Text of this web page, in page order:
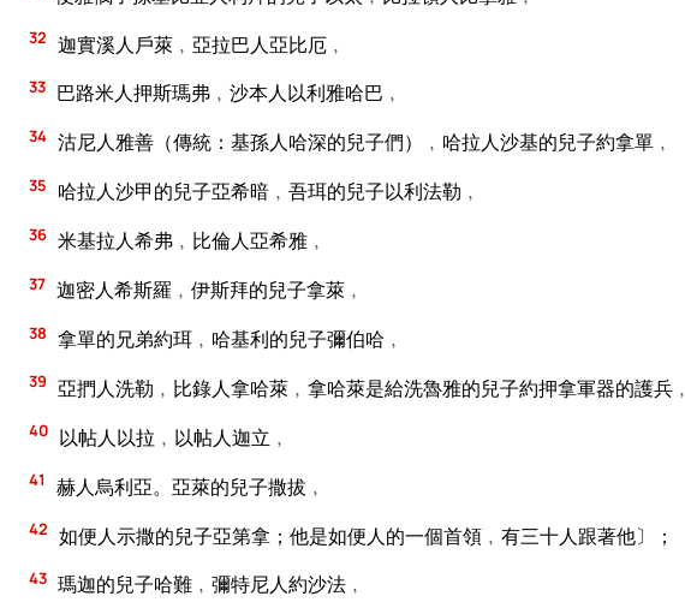
32 迦實溪人戶萊﹐亞拉巴人亞比厄﹐
33 巴路米人押斯瑪弗﹐沙本人以利雅哈巴﹐
34 沽尼人雅善（傳統：基孫人哈深的兒子們）﹐哈拉人沙基的兒子約拿單﹐
35 哈拉人沙甲的兒子亞希暗﹐吾珥的兒子以利法勒﹐
36 米基拉人希弗﹐比倫人亞希雅﹐
37 迦密人希斯羅﹐伊斯拜的兒子拿萊﹐
38 拿單的兄弟約珥﹐哈基利的兒子彌伯哈﹐
39 亞捫人洗勒﹐比錄人拿哈萊﹐拿哈萊是給洗魯雅的兒子約押拿軍器的護兵﹐
40 以帖人以拉﹐以帖人迦立﹐
41 赫人烏利亞。亞萊的兒子撒拔﹐
42 如便人示撒的兒子亞第拿；他是如便人的一個首領﹐有三十人跟著他〕；
43 瑪迦的兒子哈難﹐彌特尼人約沙法﹐